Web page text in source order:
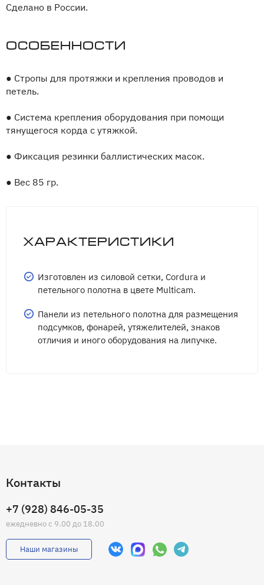
Сделано в России.
Особенности
● Стропы для протяжки и крепления проводов и
петель.
● Система крепления оборудования при помощи
тянущегося корда с утяжкой.
● Фиксация резинки баллистических масок.
● Вес 85 гр.
Характеристики
Изготовлен из силовой сетки, Cordura и
петельного полотна в цвете Multicam.
Панели из петельного полотна для размещения
подсумков, фонарей, утяжелителей, знаков
отличия и иного оборудования на липучке.
Контакты
+7 (928) 846-05-35
ежедневно с 9.00 до 18.00
Наши магазины